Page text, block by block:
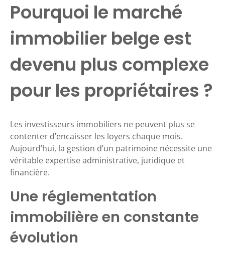
Pourquoi le marché
immobilier belge est
devenu plus complexe
pour les propriétaires ?
Les investisseurs immobiliers ne peuvent plus se
contenter d’encaisser les loyers chaque mois.
Aujourd’hui, la gestion d’un patrimoine nécessite une
véritable expertise administrative, juridique et
financière.
Une réglementation
immobilière en constante
évolution